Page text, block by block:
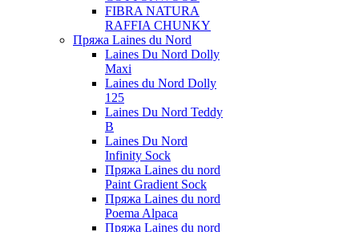
FIBRA NATURA
RAFFIA CHUNKY
Пряжа Laines du Nord
Laines Du Nord Dolly
Maxi
Laines du Nord Dolly
125
Laines Du Nord Teddy
B
Laines Du Nord
Infinity Sock
Пряжа Laines du nord
Paint Gradient Sock
Пряжа Laines du nord
Poema Alpaca
Пряжа Laines du nord